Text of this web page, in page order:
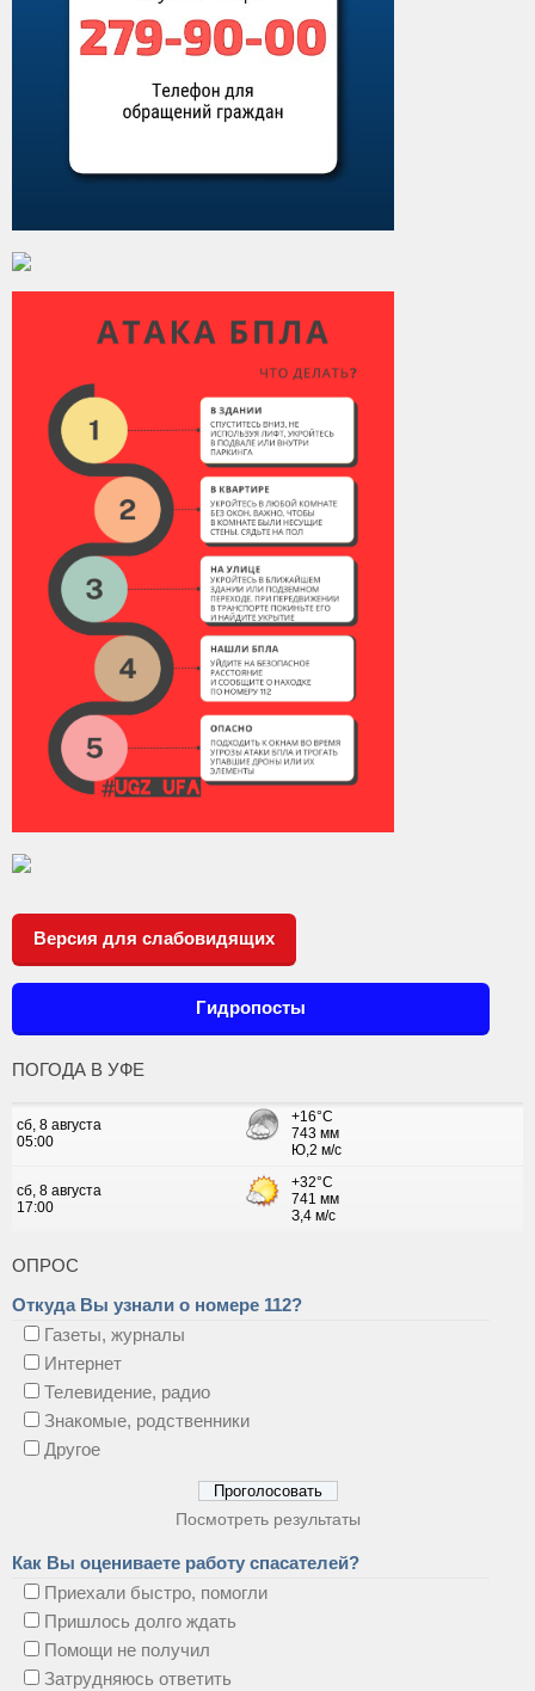
Версия для слабовидящих
Гидропосты
ПОГОДА В УФЕ
ОПРОС
Откуда Вы узнали о номере 112?
Газеты, журналы
Интернет
Телевидение, радио
Знакомые, родственники
Другое
Посмотреть результаты
Как Вы оцениваете работу спасателей?
Приехали быстро, помогли
Пришлось долго ждать
Помощи не получил
Затрудняюсь ответить